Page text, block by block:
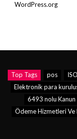
WordPress.org
Top Tags pos
Elektronik para
6493 nolu Kanun
Ödeme Hizmetleri Ve